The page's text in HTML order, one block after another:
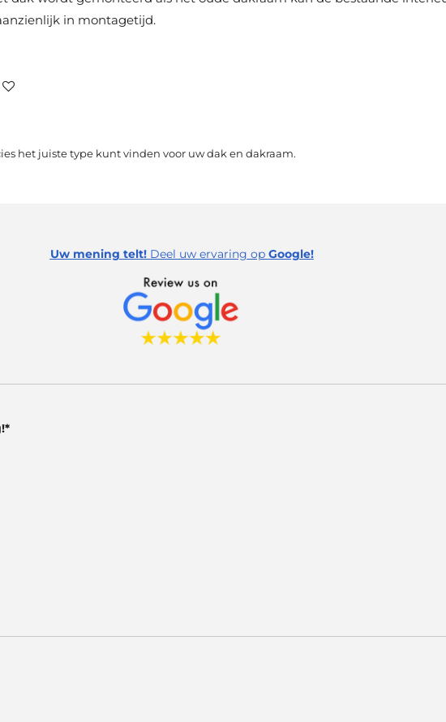
in montagetijd.
het juiste type kunt vinden voor uw dak en dakraam.
Uw mening telt! Deel uw ervaring op Google!